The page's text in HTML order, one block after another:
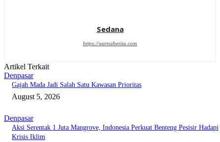
Sedana
https://warnaberita.com
Artikel Terkait
Denpasar
Gajah Mada Jadi Salah Satu Kawasan Prioritas
August 5, 2026
Denpasar
Aksi Serentak 1 Juta Mangrove, Indonesia Perkuat Benteng Pesisir Hadapi
Krisis Iklim